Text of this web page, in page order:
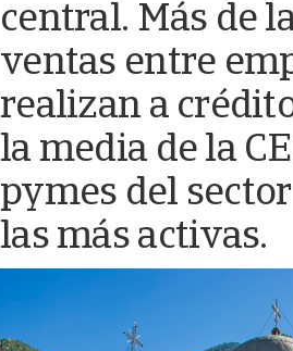
central. Más de
ventas entre
realizan a
la media de la
pymes del
las más activas.